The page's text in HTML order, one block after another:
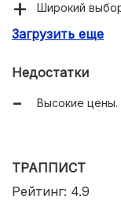
Широкий
Уютная
декора.
Загрузить еще
Недостатки
Высокие цены.
ТРАППИСТ
Рейтинг: 4.9